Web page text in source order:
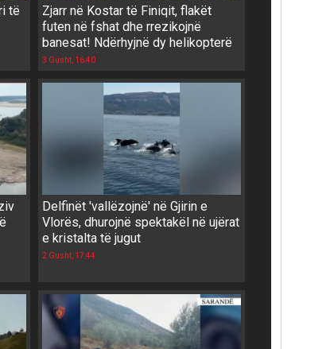
të
Zjarr në Kostar të Finiqit, flakët
futen në fshat dhe rrezikojnë
banesat! Ndërhyjnë dy helikopterë
3 Gusht, 16:40
Delfinët 'vallëzojnë' në Gjirin e
Vlorës, dhurojnë spektakël në ujërat
e kristalta të jugut
2 Gusht, 17:44